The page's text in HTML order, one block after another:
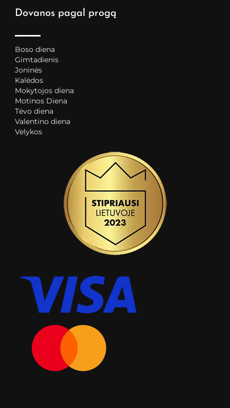
Dovanos pagal progą
Boso diena
Gimtadienis
Joninės
Kalėdos
Mokytojos diena
Motinos Diena
Tėvo diena
Valentino diena
Velykos